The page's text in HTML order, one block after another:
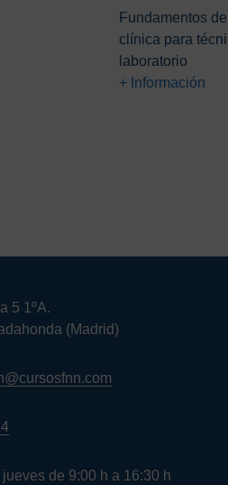
Fundamentos
clínica para
laboratorio
+ Información
5 1ºA.
(Madrid)
de 9:00 h a 16:30 h